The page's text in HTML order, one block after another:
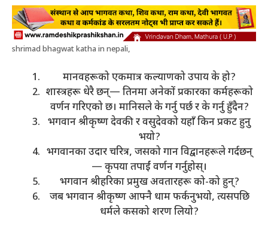
shrimad bhagwat katha in nepali,
मानवहरूको एकमात्र कल्याणको उपाय के हो?
शास्त्रहरू धेरै छन्— तिनमा अनेकों प्रकारका कर्महरूको
वर्णन गरिएको छ। मानिसले के गर्नु पर्छ र के गर्नु हुँदैन?
भगवान श्रीकृष्ण देवकी र वसुदेवको यहाँ किन प्रकट हुनु
भयो?
भगवानका उदार चरित्र, जसको गान विद्वानहरूले गर्दछन्
— कृपया तपाईं वर्णन गर्नुहोस्।
भगवान श्रीहरिका प्रमुख अवतारहरू को-को हुन्?
जब भगवान श्रीकृष्ण आफ्नै धाम फर्कनुभयो, त्यसपछि
धर्मले कसको शरण लियो?